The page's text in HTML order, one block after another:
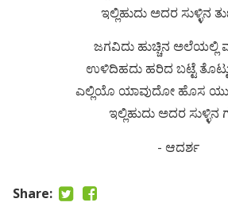
ಇಲ್ಲಿಹುದು ಅದರ ಸುಳ್ಳಿನ
ಜಗವಿದು ಹುಚ್ಚಿನ ಅಲೆಯಲ್ಲಿ
ಉಳಿದಿಹದು ಹರಿದ ಬಟ್ಟೆ
ಎಲ್ಲಿಯೊ ಯಾವುದೋ ಹೊಸ
ಇಲ್ಲಿಹುದು ಅದರ ಸುಳ್ಳಿನ
- ಆದರ್ಶ
Share: